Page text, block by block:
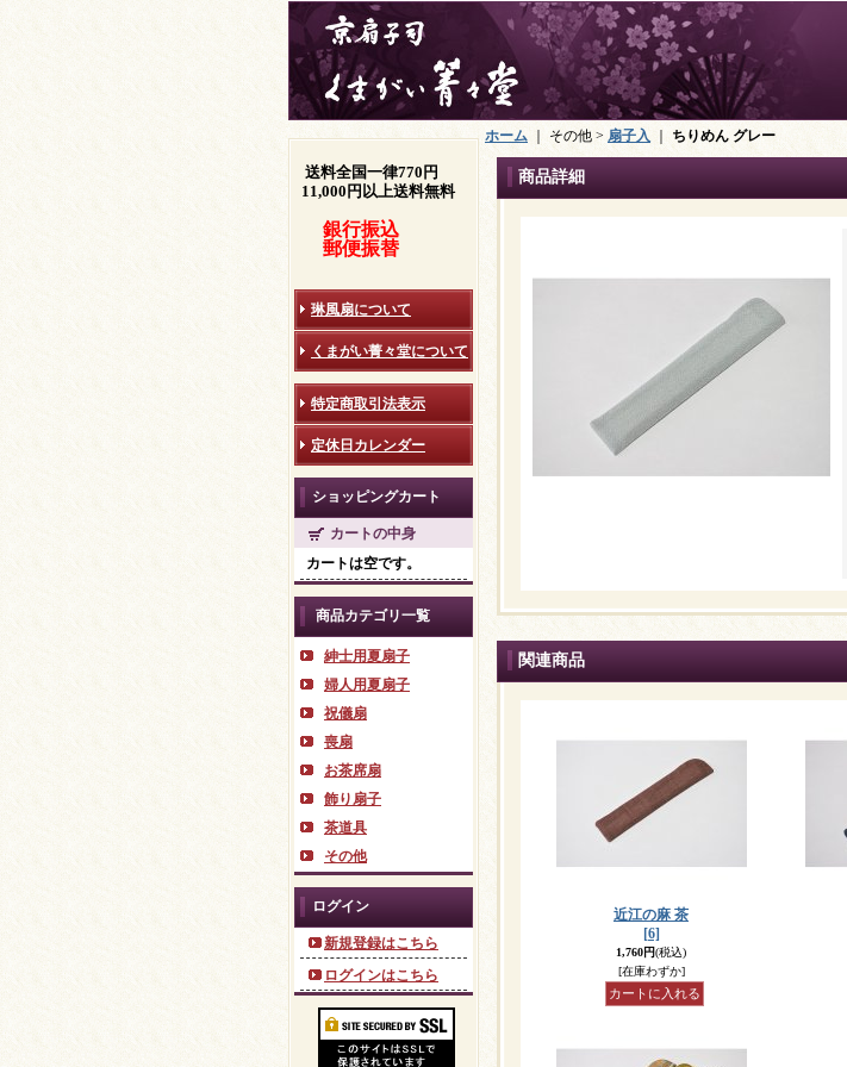
送料全国一律770円
11,000円以上送料無料
銀行振込
郵便振替
琳風扇について
くまがい菁々堂について
特定商取引法表示
定休日カレンダー
ショッピングカート
カートの中身
カートは空です。
商品カテゴリ一覧
紳士用夏扇子
婦人用夏扇子
祝儀扇
喪扇
お茶席扇
飾り扇子
茶道具
その他
ログイン
新規登録はこちら
ログインはこちら
ホーム ｜ その他 > 扇子入 ちりめん グレー
商品詳細
関連商品
近江の麻 茶
[6]
1,760円(税込)
[在庫わずか]